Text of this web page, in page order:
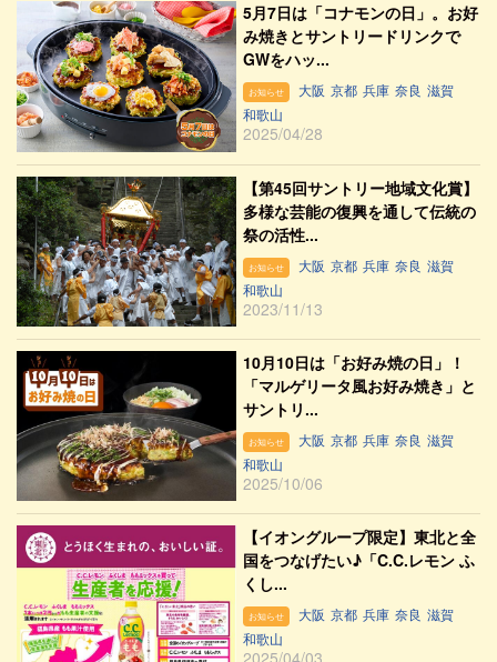
5月7日は「コナモンの日」。お好
み焼きとサントリードリンクで
GWをハッ...
お知らせ 大阪 京都 兵庫 奈良 滋賀
和歌山
2025/04/28
【第45回サントリー地域文化賞】
多様な芸能の復興を通して伝統の
祭の活性...
お知らせ 大阪 京都 兵庫 奈良 滋賀
和歌山
2023/11/13
10月10日は「お好み焼の日」！
「マルゲリータ風お好み焼き」と
サントリ...
お知らせ 大阪 京都 兵庫 奈良 滋賀
和歌山
2025/10/06
【イオングループ限定】東北と全
国をつなげたい♪「C.C.レモン ふ
くし...
お知らせ 大阪 京都 兵庫 奈良 滋賀
和歌山